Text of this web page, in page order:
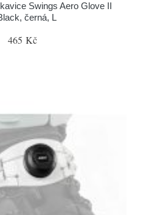
Swings Aero Glove II
černá, L
465 Kč